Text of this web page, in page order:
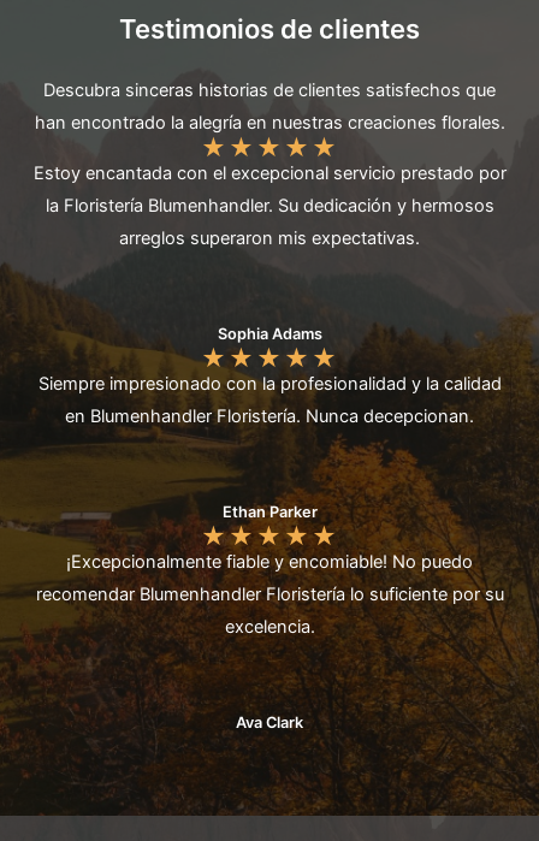
Testimonios de clientes
Descubra sinceras historias de clientes satisfechos que
han encontrado la alegría en nuestras creaciones florales.
★ ★ ★ ★ ★
Estoy encantada con el excepcional servicio prestado por
la Floristería Blumenhandler. Su dedicación y hermosos
arreglos superaron mis expectativas.
Sophia Adams
★ ★ ★ ★ ★
Siempre impresionado con la profesionalidad y la calidad
en Blumenhandler Floristería. Nunca decepcionan.
Ethan Parker
★★★★★
¡Excepcionalmente fiable y encomiable! No puedo
recomendar Blumenhandler Floristería lo suficiente por su
excelencia.
Ava Clark